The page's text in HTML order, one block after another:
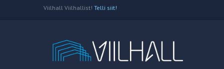
Viilhall Viilhallist! Telli siit!